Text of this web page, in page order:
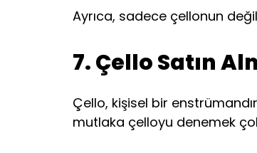
Ayrıca, sadece çellonun
7. Çello Satın
Çello, kişisel bir
mutlaka çelloyu denemek